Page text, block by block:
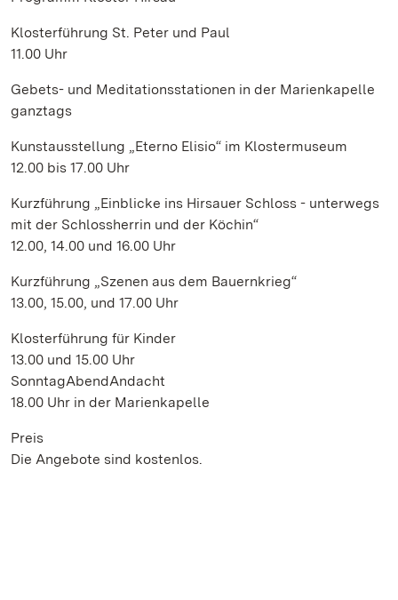
Klosterführung St. Peter und Paul
11.00 Uhr
Gebets- und Meditationsstationen in der Marienkapelle
ganztags
Kunstausstellung „Eterno Elisio“ im Klostermuseum
12.00 bis 17.00 Uhr
Kurzführung „Einblicke ins Hirsauer Schloss - unterwegs
mit der Schlossherrin und der Köchin“
12.00, 14.00 und 16.00 Uhr
Kurzführung „Szenen aus dem Bauernkrieg“
13.00, 15.00, und 17.00 Uhr
Klosterführung für Kinder
13.00 und 15.00 Uhr
SonntagAbendAndacht
18.00 Uhr in der Marienkapelle
Preis
Die Angebote sind kostenlos.